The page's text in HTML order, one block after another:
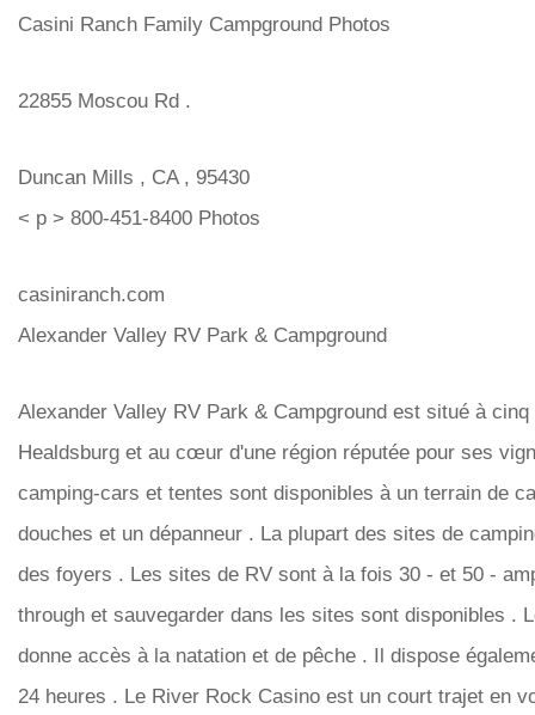
Casini Ranch Family Campground Photos
22855 Moscou Rd .
Duncan Mills , CA , 95430
< p > 800-451-8400 Photos
casiniranch.com
Alexander Valley RV Park & ​​Campground
Alexander Valley RV Park & ​​Campground est situé à
Healdsburg et au cœur d'une région réputée pour ses
camping-cars et tentes sont disponibles à un terrain de
douches et un dépanneur . La plupart des sites de
des foyers . Les sites de RV sont à la fois 30 - et 50 -
through et sauvegarder dans les sites sont disponibles .
donne accès à la natation et de pêche . Il dispose
24 heures . Le River Rock Casino est un court trajet en